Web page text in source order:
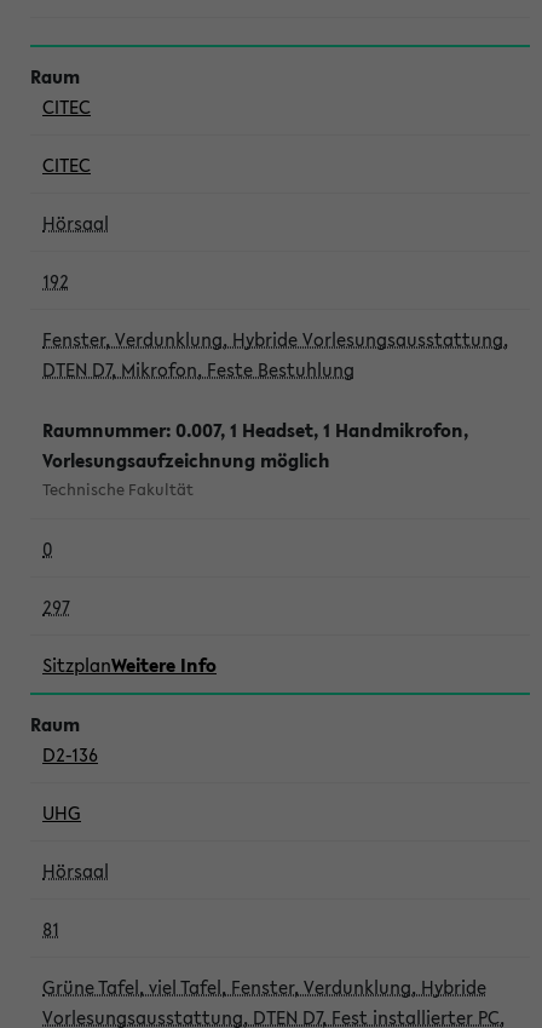
CITEC
CITEC
Hörsaal
192
Fenster, Verdunklung, Hybride Vorlesungsausstattung,
DTEN D7, Mikrofon, Feste Bestuhlung
Raumnummer: 0.007, 1 Headset, 1 Handmikrofon,
Vorlesungsaufzeichnung möglich
Technische Fakultät
0
297
SitzplanWeitere Info
D2-136
UHG
Hörsaal
81
Grüne Tafel, viel Tafel, Fenster, Verdunklung, Hybride
Vorlesungsausstattung, DTEN D7, Fest installierter PC,